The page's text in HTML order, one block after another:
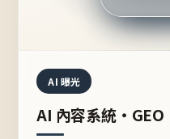
AI 曝光
AI 內容系統・GEO